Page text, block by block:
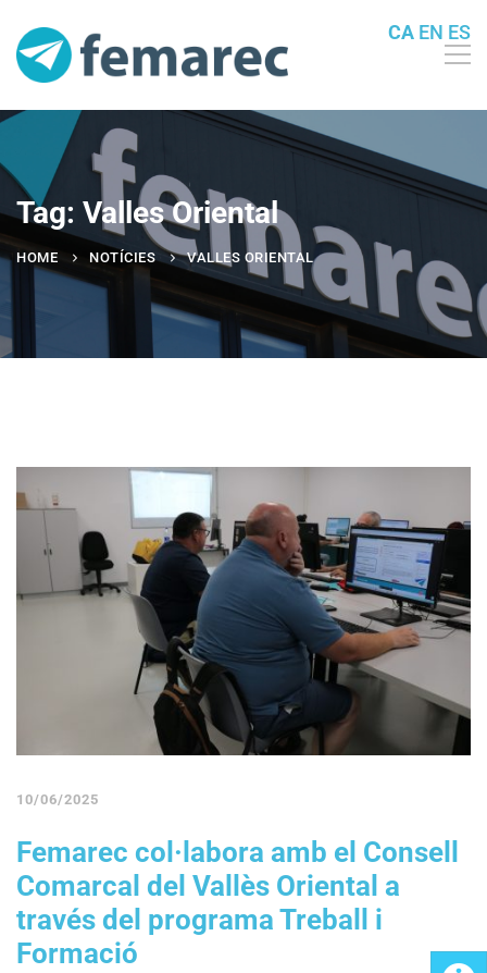
Tag: Valles Oriental
HOME NOTÍCIES VALLES ORIENTAL
10/06/2025
Femarec col·labora amb el Consell
Comarcal del Vallès Oriental a
través del programa Treball i
Formació
CA EN ES